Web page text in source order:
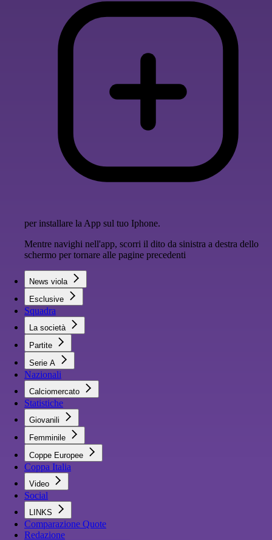
per installare la App sul tuo Iphone.
Mentre navighi nell'app, scorri il dito da sinistra a destra dello
schermo per tornare alle pagine precedenti
News viola
Esclusive
Squadra
La società
Partite
Serie A
Nazionali
Calciomercato
Statistiche
Giovanili
Femminile
Coppe Europee
Coppa Italia
Video
Social
LINKS
Comparazione Quote
Redazione